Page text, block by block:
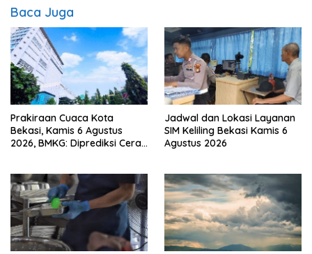
Baca Juga
Prakiraan Cuaca Kota
Bekasi, Kamis 6 Agustus
2026, BMKG: Diprediksi Cerah
Jadwal dan Lokasi Layanan
SIM Keliling Bekasi Kamis 6
Agustus 2026